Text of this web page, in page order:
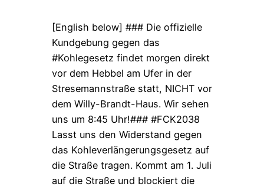
[English below] ### Die offizielle
Kundgebung gegen das
#Kohlegesetz findet morgen direkt
vor dem Hebbel am Ufer in der
Stresemannstraße statt, NICHT vor
dem Willy-Brandt-Haus. Wir sehen
uns um 8:45 Uhr!### #FCK2038
Lasst uns den Widerstand gegen
das Kohleverlängerungsgesetz auf
die Straße tragen. Kommt am 1. Juli
auf die Straße und blockiert die